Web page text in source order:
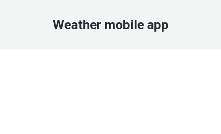
Weather mobile app